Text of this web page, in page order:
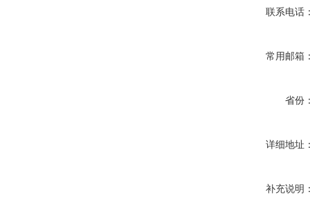
联系电话
常用邮箱
省份
详细地址
补充说明